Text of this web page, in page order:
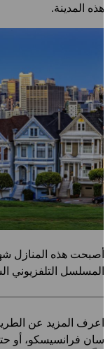
هذه المدينة.
أصبحت هذه المنازل
المسلسل التلفزيوني
اعرف المزيد عن
سان فرانسيسكو، أو